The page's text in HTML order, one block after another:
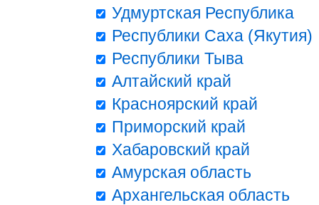
Удмуртская Республика
Республики Саха (Якутия)
Республики Тыва
Алтайский край
Красноярский край
Приморский край
Хабаровский край
Амурская область
Архангельская область